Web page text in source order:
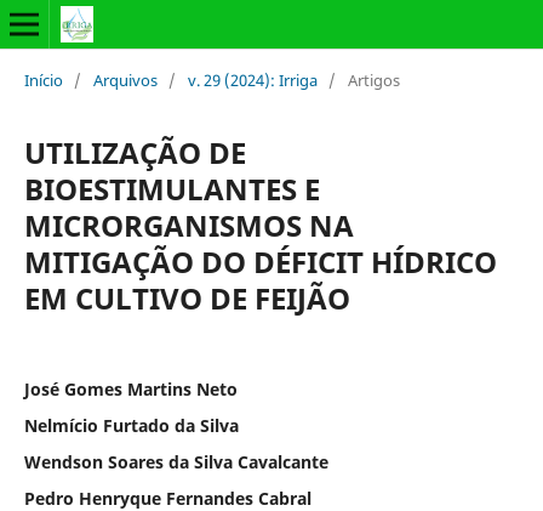
Início / Arquivos / v. 29 (2024): Irriga / Artigos
UTILIZAÇÃO DE
BIOESTIMULANTES E
MICRORGANISMOS NA
MITIGAÇÃO DO DÉFICIT HÍDRICO
EM CULTIVO DE FEIJÃO
José Gomes Martins Neto
Nelmício Furtado da Silva
Wendson Soares da Silva Cavalcante
Pedro Henryque Fernandes Cabral